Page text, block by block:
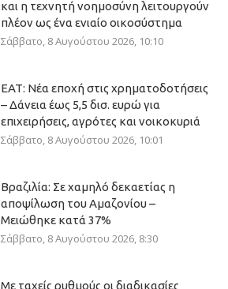
και η τεχνητή νοημοσύνη λειτουργούν
πλέον ως ένα ενιαίο οικοσύστημα
Σάββατο, 8 Αυγούστου 2026, 10:10
ΕΑΤ: Νέα εποχή στις χρηματοδοτήσεις
– Δάνεια έως 5,5 δισ. ευρώ για
επιχειρήσεις, αγρότες και νοικοκυριά
Σάββατο, 8 Αυγούστου 2026, 10:01
Βραζιλία: Σε χαμηλό δεκαετίας η
αποψίλωση του Αμαζονίου –
Μειώθηκε κατά 37%
Σάββατο, 8 Αυγούστου 2026, 8:30
Με ταχείς ρυθμούς οι διαδικασίες